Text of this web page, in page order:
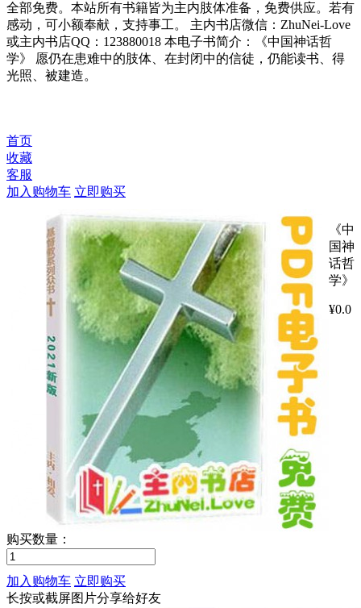
全部免费。本站所有书籍皆为主内肢体准备，免费供应。若有
感动，可小额奉献，支持事工。 主内书店微信：ZhuNei-Love
或主内书店QQ：123880018 本电子书简介：《中国神话哲
学》 愿仍在患难中的肢体、在封闭中的信徒，仍能读书、得
光照、被建造。
首页
收藏
客服
加入购物车 立即购买
《中
国神
话哲
学》
¥0.0
购买数量：
加入购物车 立即购买
长按或截屏图片分享给好友